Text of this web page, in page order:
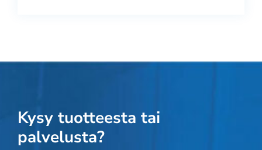
Kysy tuotteesta tai
palvelusta?